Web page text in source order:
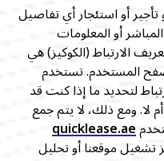
تأجير أو استئجار أي تفاصيل
أو المعلومات
الارتباط (الكوكيز) هي
المستخدم. تستخدم
لتحديد ما إذا كنت قد
لا. ومع ذلك، لا يتم جمع
quicklease.ae
موقعنا أو تحليل